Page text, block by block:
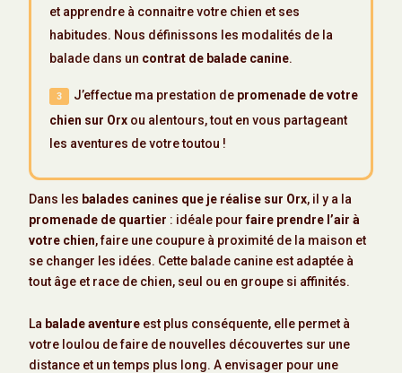
et apprendre à connaitre votre chien et ses
habitudes. Nous définissons les modalités de la
balade dans un contrat de balade canine.
J’effectue ma prestation de promenade de votre
chien sur Orx ou alentours, tout en vous partageant
les aventures de votre toutou !
Dans les balades canines que je réalise sur Orx, il y a la
promenade de quartier : idéale pourfaire prendre l’air à
votre chien, faire une coupure à proximité de la maison et
se changer les idées. Cette balade canine est adaptée à
tout âge et race de chien, seul ou en groupe si affinités.
La balade aventure est plus conséquente, elle permet à
votre loulou de faire de nouvelles découvertes sur une
distance et un temps plus long. A envisager pour une